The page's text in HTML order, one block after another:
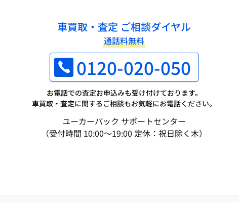
車買取・査定 ご相談ダイヤル
通話料無料
0120-020-050
お電話での査定お申込みも受け付けております。
車買取・査定に関するご相談もお気軽にお電話ください。
ユーカーパック サポートセンター
（受付時間 10:00～19:00 定休：祝日除く木）